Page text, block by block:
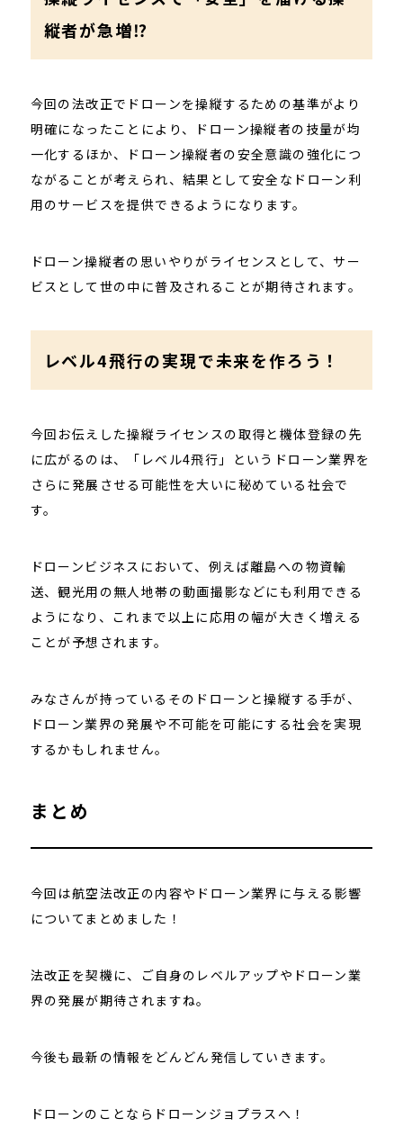
縦者が急増⁉
今回の法改正でドローンを操縦するための基準がより
明確になったことにより、ドローン操縦者の技量が均
一化するほか、ドローン操縦者の安全意識の強化につ
ながることが考えられ、結果として安全なドローン利
用のサービスを提供できるようになります。
ドローン操縦者の思いやりがライセンスとして、サー
ビスとして世の中に普及されることが期待されます。
レベル4飛行の実現で未来を作ろう！
今回お伝えした操縦ライセンスの取得と機体登録の先
に広がるのは、「レベル4飛行」というドローン業界を
さらに発展させる可能性を大いに秘めている社会で
す。
ドローンビジネスにおいて、例えば離島への物資輸
送、観光用の無人地帯の動画撮影などにも利用できる
ようになり、これまで以上に応用の幅が大きく増える
ことが予想されます。
みなさんが持っているそのドローンと操縦する手が、
ドローン業界の発展や不可能を可能にする社会を実現
するかもしれません。
まとめ
今回は航空法改正の内容やドローン業界に与える影響
についてまとめました！
法改正を契機に、ご自身のレベルアップやドローン業
界の発展が期待されますね。
今後も最新の情報をどんどん発信していきます。
ドローンのことならドローンジョプラスへ！